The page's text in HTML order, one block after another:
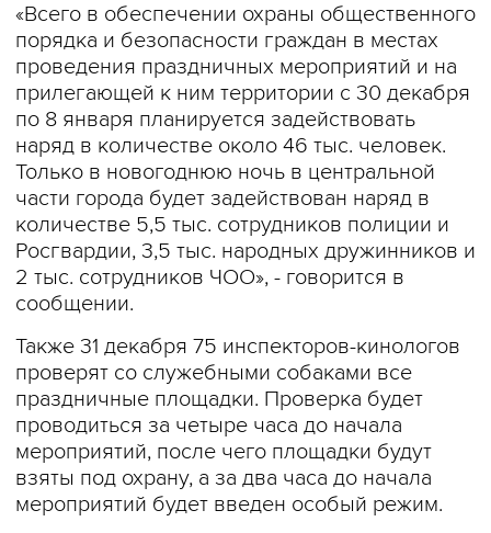
«Всего в обеспечении охраны общественного
порядка и безопасности граждан в местах
проведения праздничных мероприятий и на
прилегающей к ним территории с 30 декабря
по 8 января планируется задействовать
наряд в количестве около 46 тыс. человек.
Только в новогоднюю ночь в центральной
части города будет задействован наряд в
количестве 5,5 тыс. сотрудников полиции и
Росгвардии, 3,5 тыс. народных дружинников и
2 тыс. сотрудников ЧОО», - говорится в
сообщении.
Также 31 декабря 75 инспекторов-кинологов
проверят со служебными собаками все
праздничные площадки. Проверка будет
проводиться за четыре часа до начала
мероприятий, после чего площадки будут
взяты под охрану, а за два часа до начала
мероприятий будет введен особый режим.